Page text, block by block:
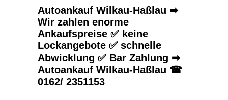
Autoankauf Wilkau-Haßlau ➡
Wir zahlen enorme
Ankaufspreise ✅ keine
Lockangebote ✅ schnelle
Abwicklung ✅ Bar Zahlung ➡
Autoankauf Wilkau-Haßlau ☎
0162/ 2351153